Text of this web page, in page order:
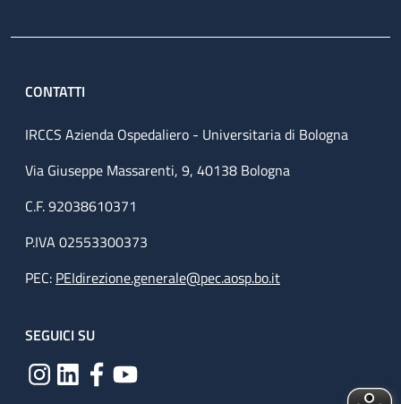
CONTATTI
IRCCS Azienda Ospedaliero - Universitaria di Bologna
Via Giuseppe Massarenti, 9, 40138 Bologna
C.F. 92038610371
P.IVA 02553300373
PEC: PEIdirezione.generale@pec.aosp.bo.it
SEGUICI SU